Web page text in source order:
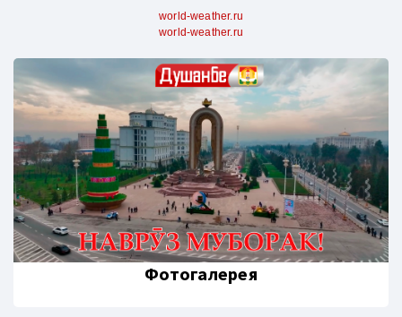
world-weather.ru
world-weather.ru
Фотогалерея